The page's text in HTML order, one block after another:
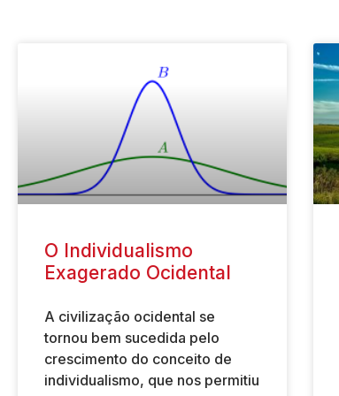
O Individualismo
Exagerado Ocidental
A civilização ocidental se
tornou bem sucedida pelo
crescimento do conceito de
individualismo, que nos permitiu